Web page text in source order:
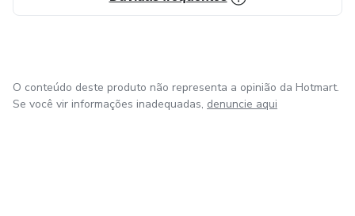
e cativam seu público-alvo.
Chega de gastar sem resultados! Atraia clientes
O conteúdo deste produto não representa a opinião da Hotmart.
Se você vir informações inadequadas, denuncie aqui